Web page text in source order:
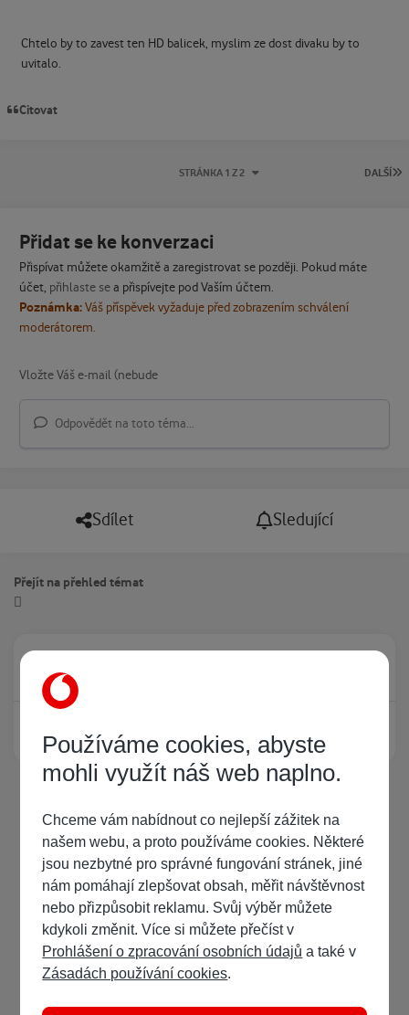
Chtelo by to zavest ten HD balicek, myslim ze dost divaku by to
uvitalo.
Citovat
DALŠÍ
STRÁNKA 1 Z 2
Přidat se ke konverzaci
Přispívat můžete okamžitě a zaregistrovat se později. Pokud máte
účet, přihlaste sea přispívejte pod Vaším účtem.
Poznámka:Váš příspěvek vyžaduje před zobrazením schválení
moderátorem.
Odpovědět na toto téma...
Sdílet Sledující
Přejít na přehled témat
Právě prohlíží tuto stránku
Žádný registrovaný uživatel si neprohlíží tuto stránku
Používáme cookies, abyste
mohli využít náš web naplno.
Chceme vám nabídnout co nejlepší zážitek na
našem webu, a proto používáme cookies. Některé
jsou nezbytné pro správné fungování stránek, jiné
nám pomáhají zlepšovat obsah, měřit návštěvnost
nebo přizpůsobit reklamu. Svůj výběr můžete
kdykoli změnit. Více si můžete přečíst v
Prohlášení o zpracování osobních údajů a také v
Zásadách používání cookies.